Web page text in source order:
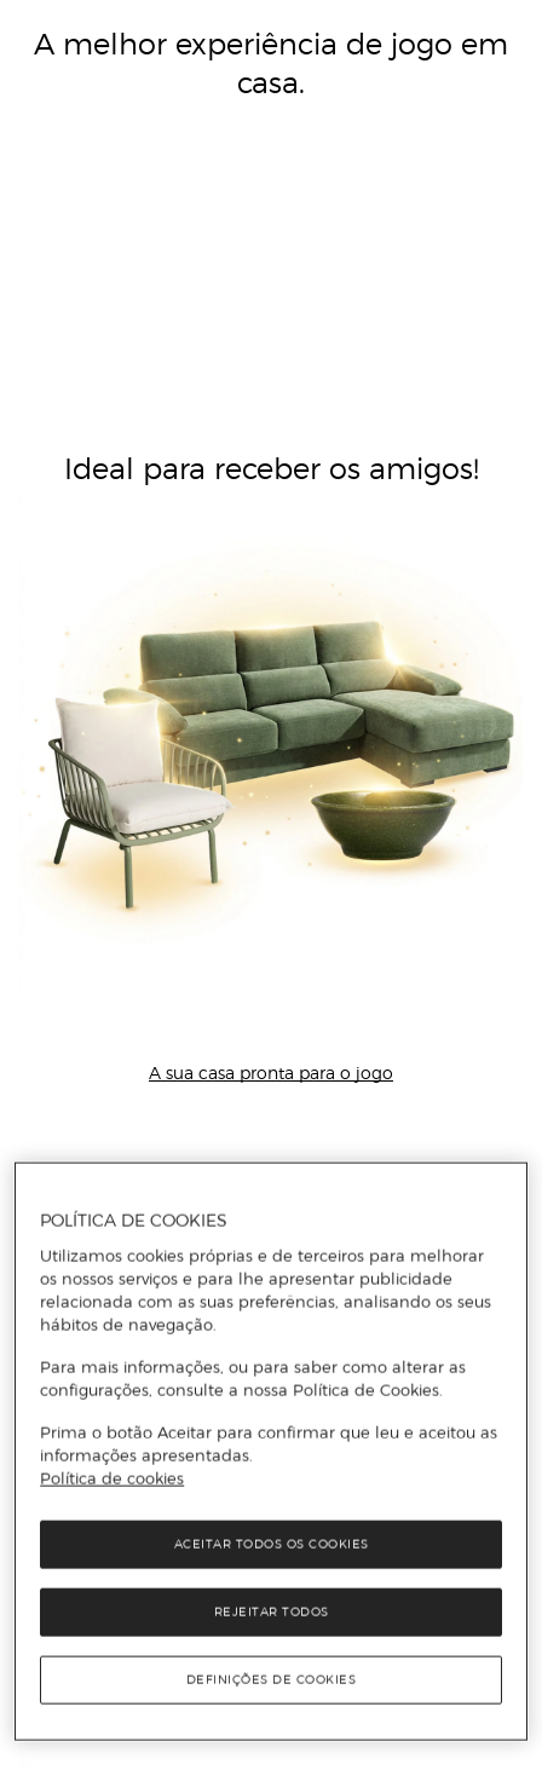
A melhor experiência de jogo em
casa.
Ideal para receber os amigos!
A sua casa pronta para o jogo
Aqui joga-se na brasa
POLÍTICA DE COOKIES
Utilizamos cookies próprias e de terceiros para melhorar
os nossos serviços e para lhe apresentar publicidade
relacionada com as suas preferências, analisando os seus
hábitos de navegação.
Para mais informações, ou para saber como alterar as
configurações, consulte a nossa Política de Cookies.
Prima o botão Aceitar para confirmar que leu e aceitou as
informações apresentadas.
Política de cookies
REJEITAR TODOS
ACEITAR TODOS OS COOKIES
DEFINIÇÕES DE COOKIES